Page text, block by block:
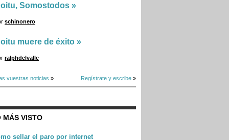
Somostodos »
schinonero
muere de éxito »
ralphdelvalle
vuestras noticias » Regístrate y escribe »
MÁS VISTO
sellar el paro por internet